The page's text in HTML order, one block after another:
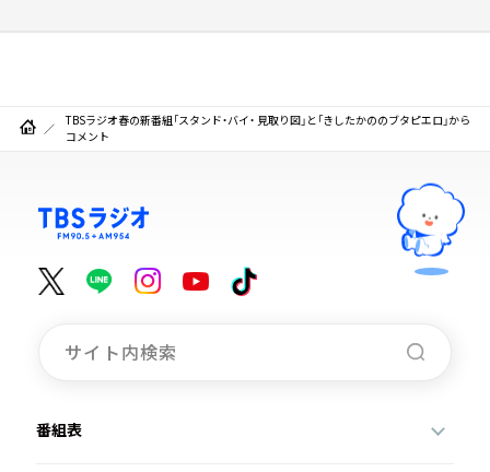
TBSラジオ春の新番組「スタンド・バイ・ 見取り図」と「きしたかののブタピエロ」から
コメント
番組表